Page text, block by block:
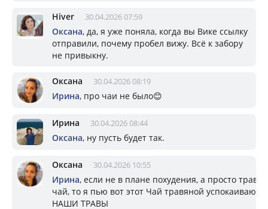
Hiver 30.04.2026 07:59
Оксана, да, я уже поняла, когда вы Вике ссылку
отправили, почему пробел вижу. Всё к забору
не привыкну.
Оксана 30.04.2026 08:19
Ирина, про чаи не было😊
Ирина 30.04.2026 08:44
Оксана, ну пусть будет так.
Оксана 30.04.2026 10:55
Ирина, если не в плане похудения, а просто
чай, то я пью вот этот Чай травяной
НАШИ ТРАВЫ